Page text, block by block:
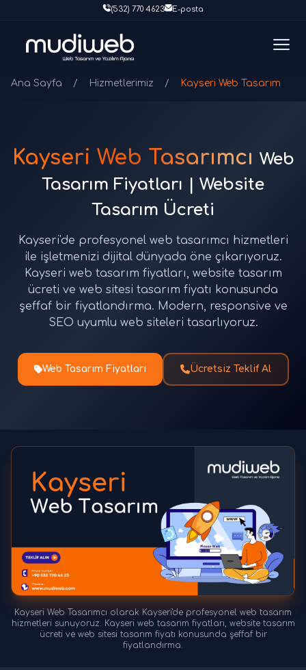
(532) 770 4623 E-posta
Ana Sayfa / Hizmetlerimiz / Kayseri Web Tasarım
Kayseri Web Tasarımcı Web
Tasarım Fiyatları | Website
Tasarım Ücreti
Kayseri'de profesyonel web tasarımcı hizmetleri
ile işletmenizi dijital dünyada öne çıkarıyoruz.
Kayseri web tasarım fiyatları, website tasarım
ücreti ve web sitesi tasarım fiyatı konusunda
şeffaf bir fiyatlandırma. Modern, responsive ve
SEO uyumlu web siteleri tasarlıyoruz.
Web Tasarım Fiyatları Ücretsiz Teklif Al
Kayseri Web Tasarımcı olarak Kayseri'de profesyonel web tasarım
hizmetleri sunuyoruz. Kayseri web tasarım fiyatları, website tasarım
ücreti ve web sitesi tasarım fiyatı konusunda şeffaf bir
fiyatlandırma.